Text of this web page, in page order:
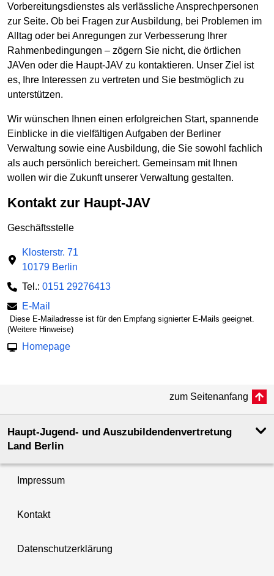
Vorbereitungsdienstes als verlässliche Ansprechpersonen
zur Seite. Ob bei Fragen zur Ausbildung, bei Problemen im
Alltag oder bei Anregungen zur Verbesserung Ihrer
Rahmenbedingungen – zögern Sie nicht, die örtlichen
JAVen oder die Haupt-JAV zu kontaktieren. Unser Ziel ist
es, Ihre Interessen zu vertreten und Sie bestmöglich zu
unterstützen.
Wir wünschen Ihnen einen erfolgreichen Start, spannende
Einblicke in die vielfältigen Aufgaben der Berliner
Verwaltung sowie eine Ausbildung, die Sie sowohl fachlich
als auch persönlich bereichert. Gemeinsam mit Ihnen
wollen wir die Zukunft unserer Verwaltung gestalten.
Kontakt zur Haupt-JAV
Geschäftsstelle
Klosterstr. 71
10179 Berlin
Tel.: 0151 29276413
E-Mail
Diese E-Mailadresse ist für den Empfang signierter E-Mails geeignet.
(Weitere Hinweise)
Homepage
zum Seitenanfang
Haupt-Jugend- und Auszubildendenvertretung
Land Berlin
Impressum
Kontakt
Datenschutzerklärung